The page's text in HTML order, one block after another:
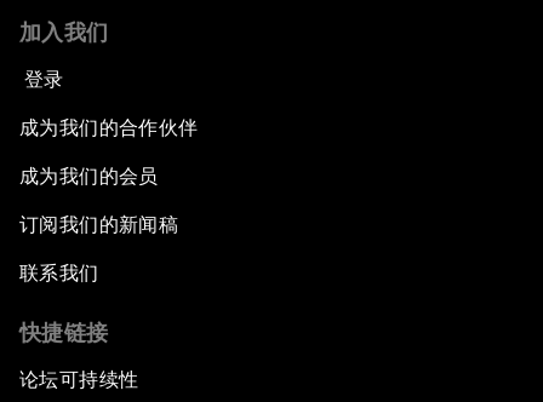
加入我们
登录
成为我们的合作伙伴
成为我们的会员
订阅我们的新闻稿
联系我们
快捷链接
论坛可持续性